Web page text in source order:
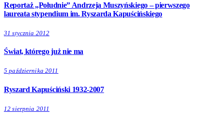
Reportaż „Południe” Andrzeja Muszyńskiego – pierwszego
laureata stypendium im. Ryszarda Kapuścińskiego
31 stycznia 2012
Świat, którego już nie ma
5 października 2011
Ryszard Kapuściński 1932-2007
12 sierpnia 2011